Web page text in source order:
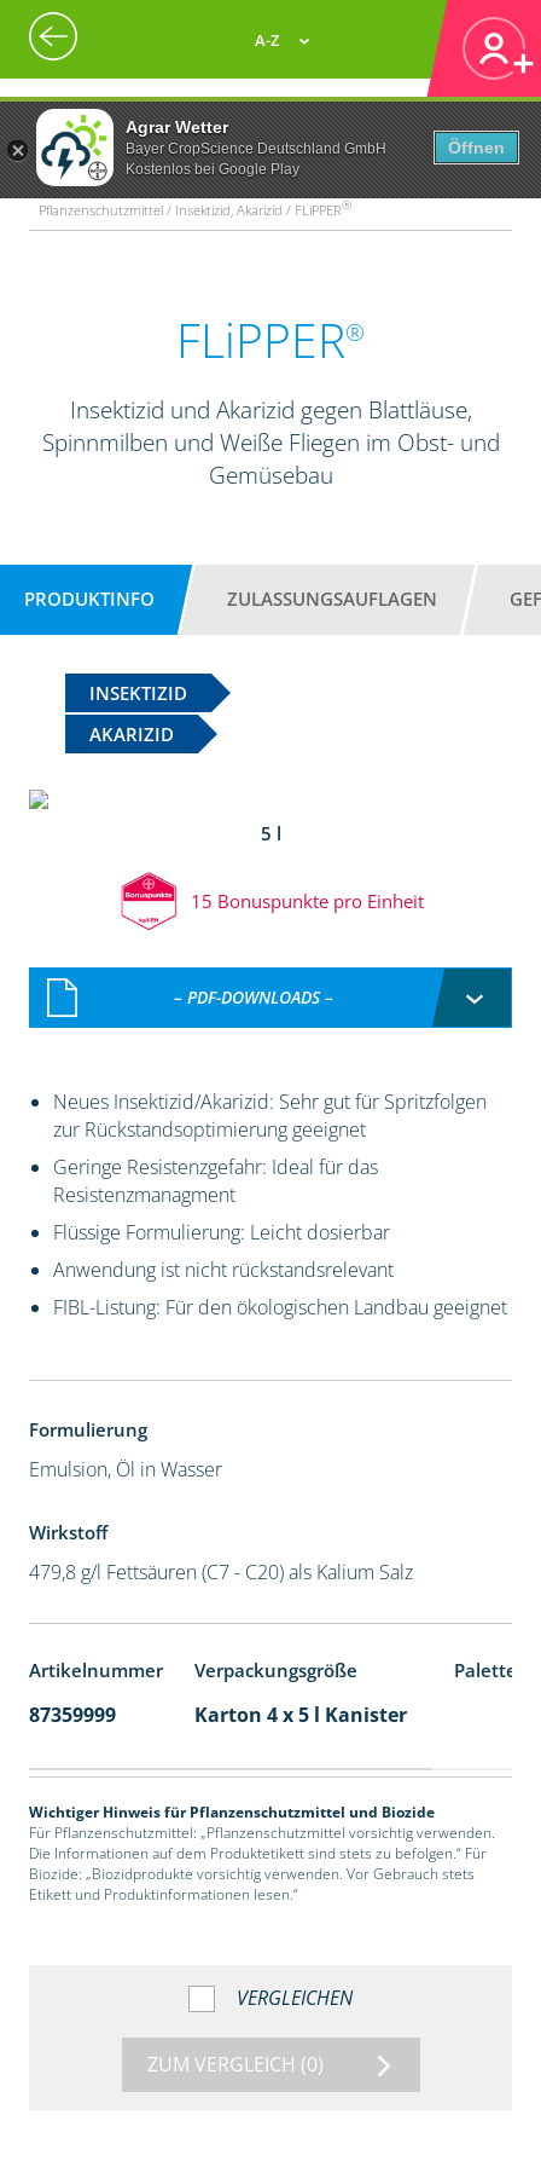
Agrar Wetter
Bayer CropScience Deutschland GmbH
Kostenlos bei Google Play
Öffnen
A-Z
Pflanzenschutzmittel / Insektizid, Akarizid / FLiPPER®
FLiPPER®
Insektizid und Akarizid gegen Blattläuse,
Spinnmilben und Weiße Fliegen im Obst- und
Gemüsebau
PRODUKTINFO ZULASSUNGSAUFLAGEN
INSEKTIZID
AKARIZID
5 l
15 Bonuspunkte pro Einheit
– PDF-DOWNLOADS –
Neues Insektizid/Akarizid: Sehr gut für Spritzfolgen
zur Rückstandsoptimierung geeignet
Geringe Resistenzgefahr: Ideal für das
Resistenzmanagment
Flüssige Formulierung: Leicht dosierbar
Anwendung ist nicht rückstandsrelevant
FIBL-Listung: Für den ökologischen Landbau geeignet
Formulierung
Emulsion, Öl in Wasser
Wirkstoff
479,8 g/l Fettsäuren (C7 - C20) als Kalium Salz
Artikelnummer Verpackungsgröße
87359999 Karton 4 x 5 l Kanister
Wichtiger Hinweis für Pflanzenschutzmittel und Biozide
Für Pflanzenschutzmittel: „Pflanzenschutzmittel vorsichtig verwenden.
Die Informationen auf dem Produktetikett sind stets zu befolgen.“ Für
Biozide: „Biozidprodukte vorsichtig verwenden. Vor Gebrauch stets
Etikett und Produktinformationen lesen.“
VERGLEICHEN
ZUM VERGLEICH (0)